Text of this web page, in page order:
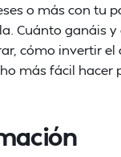
o más con tu
Cuánto ganáis
cómo invertir
más fácil hacer